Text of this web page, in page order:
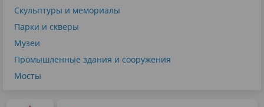
Скульптуры и мемориалы
Парки и скверы
Музеи
Промышленные здания и сооружения
Мосты